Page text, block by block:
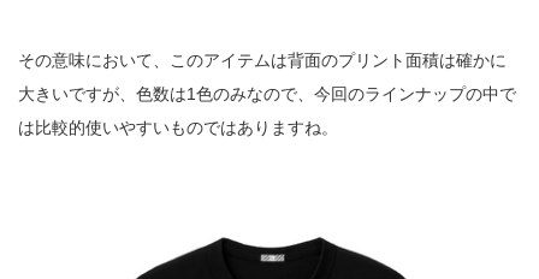
その意味において、このアイテムは背面のプリント面積は確かに
大きいですが、色数は1色のみなので、今回のラインナップの中で
は比較的使いやすいものではありますね。